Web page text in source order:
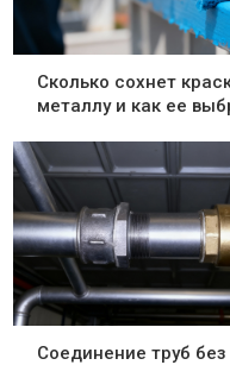
Сколько сохнет
металлу и как ее
Соединение труб без